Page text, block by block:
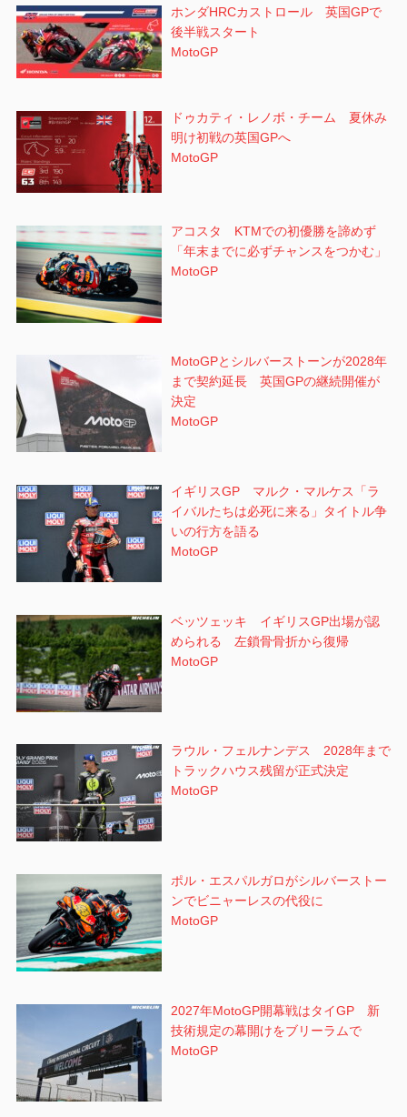
ホンダHRCカストロール 英国GPで
後半戦スタート
MotoGP
ドゥカティ・レノボ・チーム 夏休み
明け初戦の英国GPへ
MotoGP
アコスタ KTMでの初優勝を諦めず
「年末までに必ずチャンスをつかむ」
MotoGP
MotoGPとシルバーストーンが2028年
まで契約延長 英国GPの継続開催が
決定
MotoGP
イギリスGP マルク・マルケス「ラ
イバルたちは必死に来る」タイトル争
いの行方を語る
MotoGP
ベッツェッキ イギリスGP出場が認
められる 左鎖骨骨折から復帰
MotoGP
ラウル・フェルナンデス 2028年まで
トラックハウス残留が正式決定
MotoGP
ポル・エスパルガロがシルバーストー
ンでビニャーレスの代役に
MotoGP
2027年MotoGP開幕戦はタイGP 新
技術規定の幕開けをブリーラムで
MotoGP